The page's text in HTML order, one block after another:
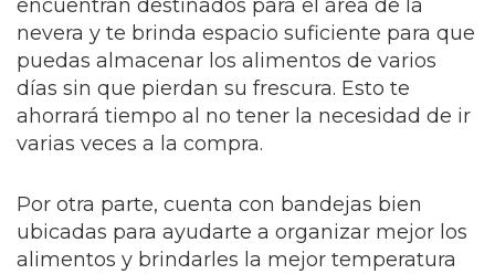
encuentran destinados para el área de la
nevera y te brinda espacio suficiente para que
puedas almacenar los alimentos de varios
días sin que pierdan su frescura. Esto te
ahorrará tiempo al no tener la necesidad de ir
varias veces a la compra.
Por otra parte, cuenta con bandejas bien
ubicadas para ayudarte a organizar mejor los
alimentos y brindarles la mejor temperatura